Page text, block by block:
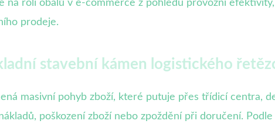
na roli obalů v e-commerce z pohledu provozní
prodeje.
stavební kámen logistického
masivní pohyb zboží, které putuje přes třídicí centra,
poškození zboží nebo zpoždění při doručení.